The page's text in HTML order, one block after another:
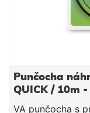
rozpustnosti:
Punčocha
QUICK / 10m
VA punčocha s